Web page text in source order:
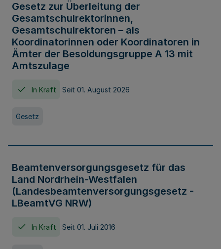
Gesetz zur Überleitung der
Gesamtschulrektorinnen,
Gesamtschulrektoren – als
Koordinatorinnen oder Koordinatoren in
Ämter der Besoldungsgruppe A 13 mit
Amtszulage
In Kraft Seit 01. August 2026
Gesetz
Beamtenversorgungsgesetz für das
Land Nordrhein-Westfalen
(Landesbeamtenversorgungsgesetz -
LBeamtVG NRW)
In Kraft Seit 01. Juli 2016